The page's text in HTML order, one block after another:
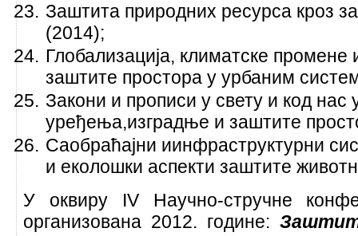
Заштита природних ресурса кроз
(2014);
Глобализација, климатске промене
заштите простора у урбаним
Закони и прописи у свету и код
уређења,изградње и заштите
Саобраћајни иинфраструктурни
и еколошки аспекти заштите
У оквиру IV Научно-стручне
организована 2012. године: